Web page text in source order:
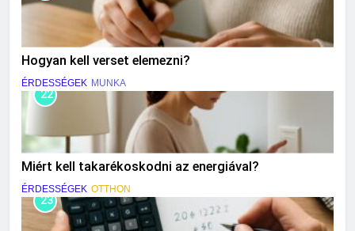
Hogyan kell verset elemezni?
ÉRDESSÉGEK MUNKA
22
Miért kell takarékoskodni az energiával?
ÉRDESSÉGEK OTTHON
23